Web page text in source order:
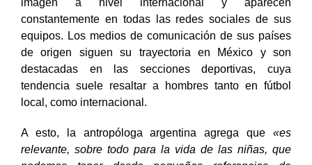
centroamericanas. En 2024 lograron posicionar su
imagen a nivel internacional y aparecen
constantemente en todas las redes sociales de sus
equipos. Los medios de comunicación de sus países
de origen siguen su trayectoria en México y son
destacadas en las secciones deportivas, cuya
tendencia suele resaltar a hombres tanto en fútbol
local, como internacional.
A esto, la antropóloga argentina agrega que «es